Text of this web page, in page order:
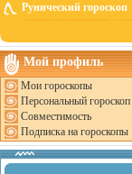
Рунический гороскоп
Мой профиль
Мои гороскопы
Персональный гороскоп
Совместимость
Подписка на гороскопы